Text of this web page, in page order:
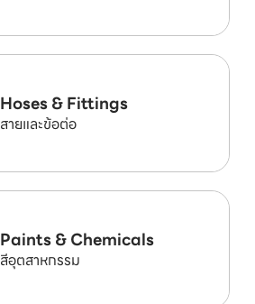
Hoses & Fittings
สายและข้อต่อ
Paints & Chemicals
สีอุตสาหกรรม